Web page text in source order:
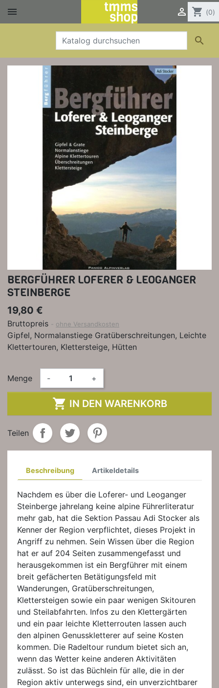
  shopping_cart (0)

BERGFÜHRER LOFERER & LEOGANGER
STEINBERGE
19,80 €
Bruttopreis ohne Versandkosten
Gipfel, Normalanstiege Gratüberschreitungen, Leichte
Klettertouren, Klettersteige, Hütten
Menge - +
 IN DEN WARENKORB
Teilen
Beschreibung Artikeldetails
Nachdem es über die Loferer- und Leoganger
Steinberge jahrelang keine alpine Führerliteratur
mehr gab, hat die Sektion Passau Adi Stocker als
Kenner der Region verpflichtet, dieses Projekt in
Angriff zu nehmen. Sein Wissen über die Region
hat er auf 204 Seiten zusammengefasst und
herausgekommen ist ein Bergführer mit einem
breit gefächerten Betätigungsfeld mit
Wanderungen, Gratüberschreitungen,
Klettersteigen sowie ein paar wenigen Skitouren
und Steilabfahrten. Infos zu den Klettergärten
und ein paar leichte Kletterrouten lassen auch
den alpinen Genusskletterer auf seine Kosten
kommen. Die Radeltour rundum bietet sich an,
wenn das Wetter keine anderen Aktivitäten
zulässt. So ist das Büchlein für alle, die in der
Region aktiv unterwegs sind, ein unverzichtbarer